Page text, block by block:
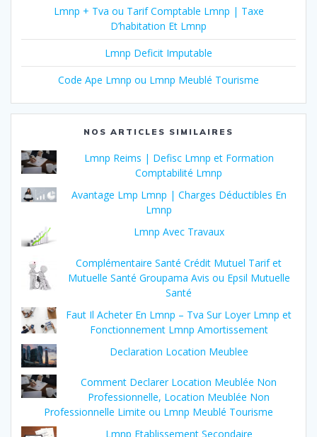
Lmnp + Tva ou Tarif Comptable Lmnp | Taxe
D’habitation Et Lmnp
Lmnp Deficit Imputable
Code Ape Lmnp ou Lmnp Meublé Tourisme
NOS ARTICLES SIMILAIRES
Lmnp Reims | Defisc Lmnp et Formation
Comptabilité Lmnp
Avantage Lmp Lmnp | Charges Déductibles En
Lmnp
Lmnp Avec Travaux
Complémentaire Santé Crédit Mutuel Tarif et
Mutuelle Santé Groupama Avis ou Epsil Mutuelle
Santé
Faut Il Acheter En Lmnp – Tva Sur Loyer Lmnp et
Fonctionnement Lmnp Amortissement
Declaration Location Meublee
Comment Declarer Location Meublée Non
Professionnelle, Location Meublée Non
Professionnelle Limite ou Lmnp Meublé Tourisme
Lmnp Etablissement Secondaire